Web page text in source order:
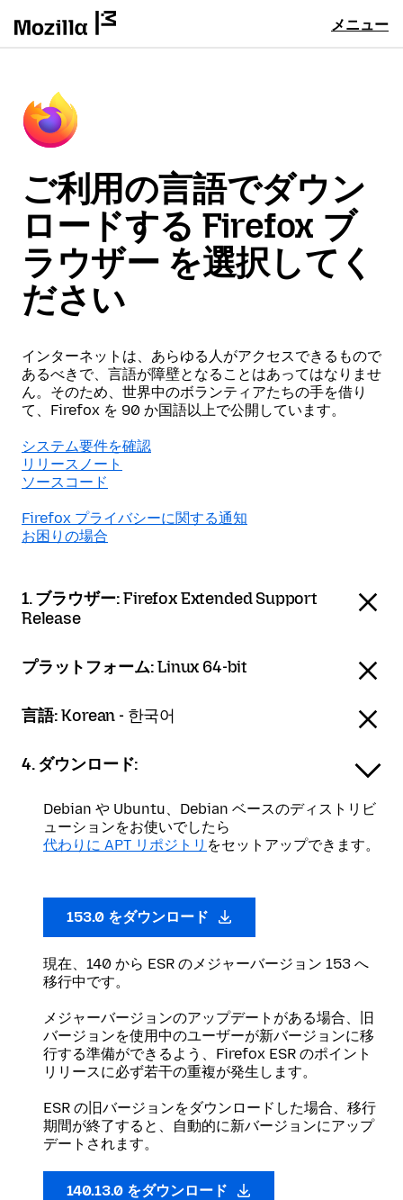
メニュー
ご利用の言語でダウン
ロードする Firefox ブ
ラウザー を選択してく
ださい
インターネットは、あらゆる人がアクセスできるもので
あるべきで、言語が障壁となることはあってはなりませ
ん。そのため、世界中のボランティアたちの手を借り
て、Firefox を 90 か国語以上で公開しています。
システム要件を確認
リリースノート
ソースコード
Firefox プライバシーに関する通知
お困りの場合
1. ブラウザー:Firefox Extended Support
Release
プラットフォーム:Linux 64-bit
言語:Korean - 한국어
4. ダウンロード:
Debian や Ubuntu、Debian ベースのディストリビ
ューションをお使いでしたら
代わりに APT リポジトリ をセットアップできます。
153.0 をダウンロード
現在、140 から ESR のメジャーバージョン 153 へ
移行中です。
メジャーバージョンのアップデートがある場合、旧
バージョンを使用中のユーザーが新バージョンに移
行する準備ができるよう、Firefox ESR のポイント
リリースに必ず若干の重複が発生します。
ESR の旧バージョンをダウンロードした場合、移行
期間が終了すると、自動的に新バージョンにアップ
デートされます。
140.13.0 をダウンロード